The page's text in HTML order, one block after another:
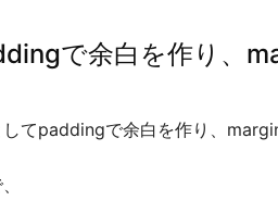
で余白を作り、
てpaddingで余白を作り、